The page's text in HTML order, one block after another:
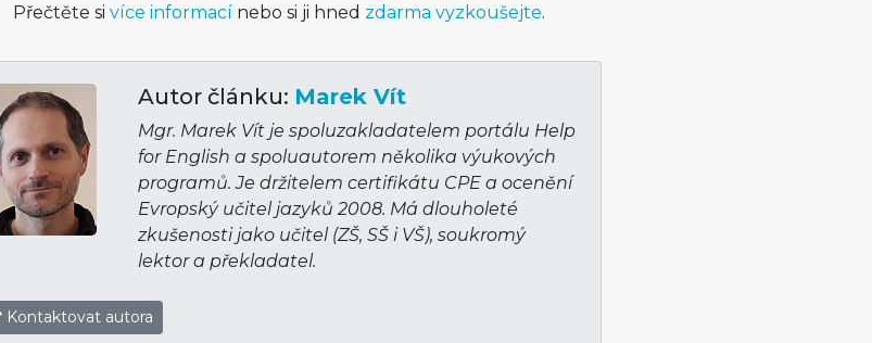
Přečtěte sivíce informací nebo si ji hned zdarma vyzkoušejte.
Autor článku: Marek Vít
Mgr. Marek Vít je spoluzakladatelem portálu Help
for English a spoluautorem několika výukových
programů. Je držitelem certifikátu CPE a ocenění
Evropský učitel jazyků 2008. Má dlouholeté
zkušenosti jako učitel (ZŠ, SŠ i VŠ), soukromý
lektor a překladatel.
Kontaktovat autora